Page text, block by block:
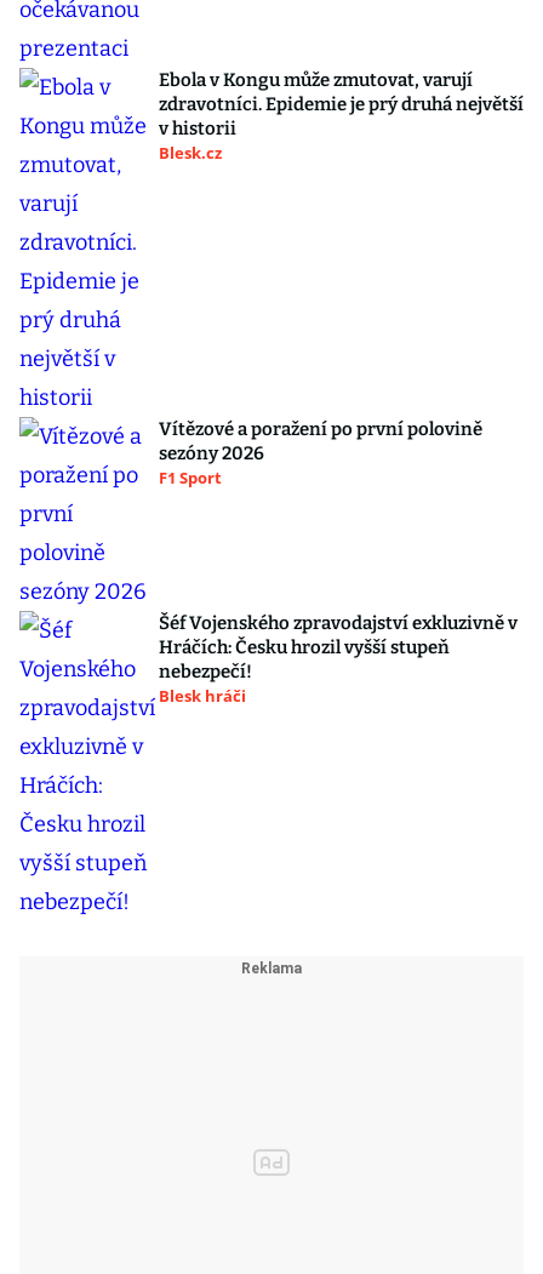
Ebola v Kongu může zmutovat, varují
zdravotníci. Epidemie je prý druhá největší
v historii
Blesk.cz
Vítězové a poražení po první polovině
sezóny 2026
F1 Sport
Šéf Vojenského zpravodajství exkluzivně v
Hráčích: Česku hrozil vyšší stupeň
nebezpečí!
Blesk hráči